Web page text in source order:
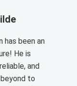
has been an
He is
and
to